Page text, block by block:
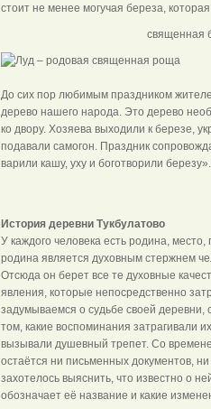
стоит не менее могучая береза,
священная
До сих пор любимым праздником
дерево нашего народа. Это дерево
ко двору. Хозяева выходили к березе,
подавали самогон. Праздник
варили кашу, уху и боготворили березу».
История деревни Тукбулатово
У каждого человека есть родина,
родина является духовным стержнем
Отсюда он берет все те духовные
явления, которые непосредственно
задумываемся о судьбе своей деревни,
том, какие воспоминания затрагивали
вызывали душевный трепет. Со
остаётся ни письменных документов,
захотелось выяснить, что известно о
обозначает её название и какие